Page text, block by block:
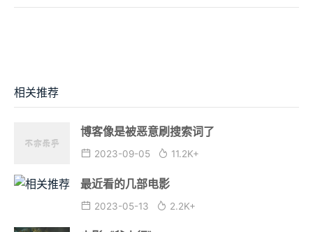
相关推荐
博客像是被恶意刷搜索词了
2023-09-05 11.2K+
最近看的几部电影
2023-05-13 2.2K+